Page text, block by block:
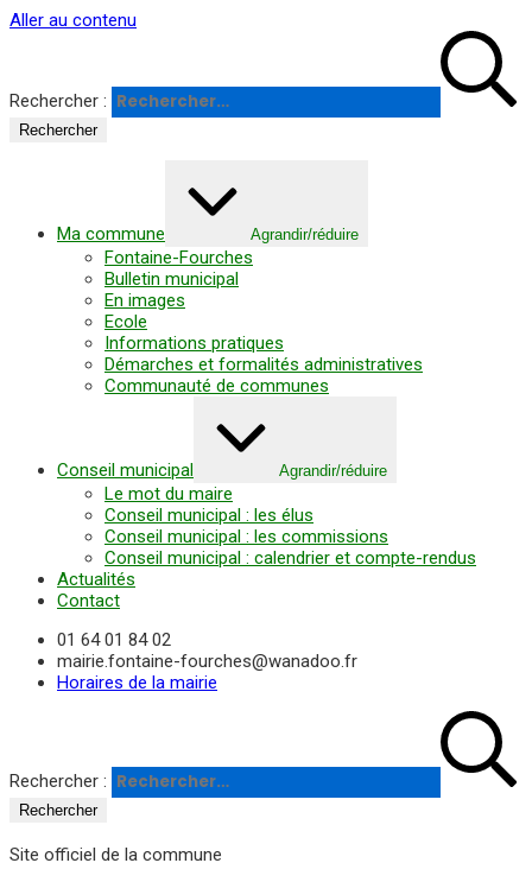
Panneau de gestion des cookies
Aller au contenu
Rechercher :
Ma commune Agrandir/réduire
Fontaine-Fourches
Bulletin municipal
En images
Ecole
Informations pratiques
Démarches et formalités administratives
Communauté de communes
Conseil municipal Agrandir/réduire
Le mot du maire
Conseil municipal : les élus
Conseil municipal : les commissions
Conseil municipal : calendrier et compte-rendus
Actualités
Contact
01 64 01 84 02
mairie.fontaine-fourches@wanadoo.fr
Horaires de la mairie
Rechercher :
Site officiel de la commune